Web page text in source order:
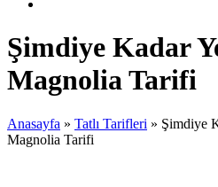
Şimdiye Kadar
Magnolia Tarifi
Anasayfa » Tatlı Tarifleri » Şimdiye
Magnolia Tarifi